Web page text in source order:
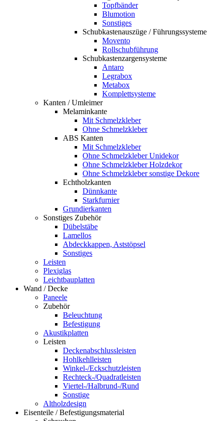
Topfbänder
Blumotion
Sonstiges
Schubkastenauszüge / Führungssysteme
Movento
Rollschubführung
Schubkastenzargensysteme
Antaro
Legrabox
Metabox
Komplettsysteme
Kanten / Umleimer
Melaminkante
Mit Schmelzkleber
Ohne Schmelzkleber
ABS Kanten
Mit Schmelzkleber
Ohne Schmelzkleber Unidekor
Ohne Schmelzkleber Holzdekor
Ohne Schmelzkleber sonstige Dekore
Echtholzkanten
Dünnkante
Starkfurnier
Grundierkanten
Sonstiges Zubehör
Dübelstäbe
Lamellos
Abdeckkappen, Aststöpsel
Sonstiges
Leisten
Plexiglas
Leichtbauplatten
Wand / Decke
Paneele
Zubehör
Beleuchtung
Befestigung
Akustikplatten
Leisten
Deckenabschlussleisten
Hohlkehlleisten
Winkel-/Eckschutzleisten
Rechteck-/Quadratleisten
Viertel-/Halbrund-/Rund
Sonstige
Altholzdesign
Eisenteile / Befestigungsmaterial